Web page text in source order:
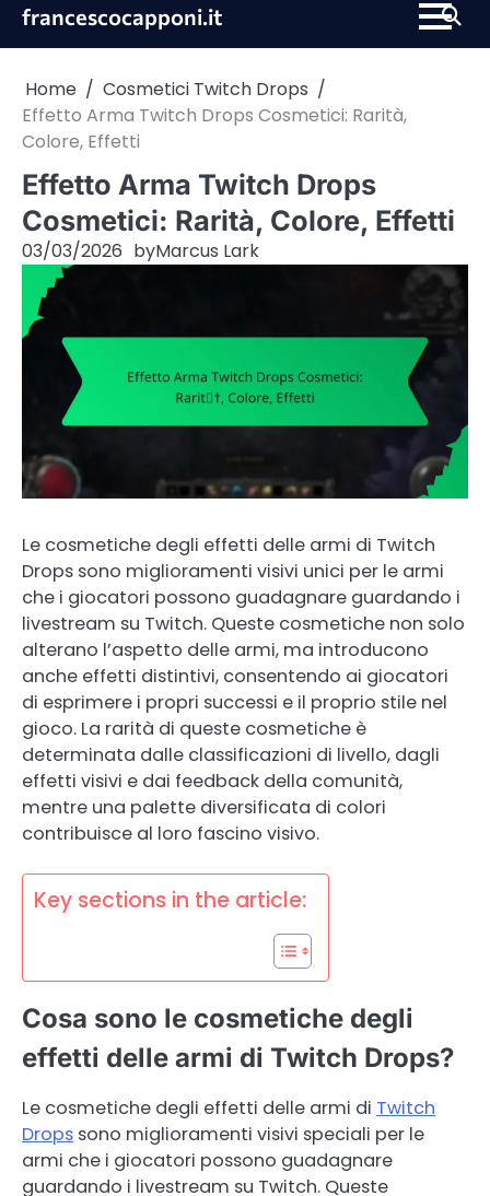
Skipfrancescocapponi.it
Home
Cosmetici Twitch Drops
Effetto Arma Twitch Drops Cosmetici: Rarità,
Colore, Effetti
Effetto Arma Twitch Drops
Cosmetici: Rarità, Colore, Effetti
03/03/2026 byMarcus Lark
Le cosmetiche degli effetti delle armi di Twitch
Drops sono miglioramenti visivi unici per le armi
che i giocatori possono guadagnare guardando i
livestream su Twitch. Queste cosmetiche non solo
alterano l’aspetto delle armi, ma introducono
anche effetti distintivi, consentendo ai giocatori
di esprimere i propri successi e il proprio stile nel
gioco. La rarità di queste cosmetiche è
determinata dalle classificazioni di livello, dagli
effetti visivi e dai feedback della comunità,
mentre una palette diversificata di colori
contribuisce al loro fascino visivo.
Key sections in the article:
Cosa sono le cosmetiche degli
effetti delle armi di Twitch Drops?
Le cosmetiche degli effetti delle armi di Twitch
Drops sono miglioramenti visivi speciali per le
armi che i giocatori possono guadagnare
guardando i livestream su Twitch. Queste